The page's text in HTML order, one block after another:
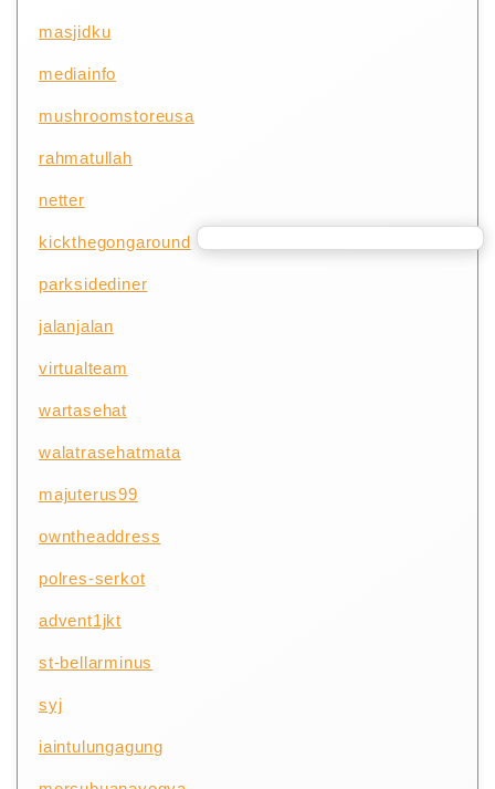
masjidku
mediainfo
mushroomstoreusa
rahmatullah
netter
kickthegongaround
parksidediner
jalanjalan
virtualteam
wartasehat
walatrasehatmata
majuterus99
owntheaddress
polres-serkot
advent1jkt
st-bellarminus
syj
iaintulungagung